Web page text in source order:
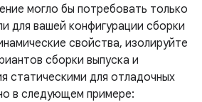
могло бы потребовать только
для вашей конфигурации сборки
свойства, изолируйте
сборки выпуска и
статическими для отладочных
в следующем примере: